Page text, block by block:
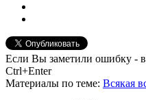
Если Вы заметили ошибку -
Ctrl+Enter
Материалы по теме: Всякая